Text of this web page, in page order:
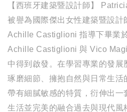
【西班牙建築暨設計師】
被譽為國際傑出女性建築暨設計
Achille Castiglioni 指導下畢業
Achille Castiglioni 與 Vico
中得到啟發。在學習專業的發展
琢磨細節、擁抱自然與日常生活
帶有細膩敏感的特質，衍伸出一
生活並完美的融合過去與現代風